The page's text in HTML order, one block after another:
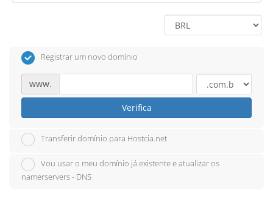
Registrar um novo domínio
www.
Verifica
Transferir domínio para Hostcia.net
Vou usar o meu domínio já existente e atualizar os
namerservers - DNS